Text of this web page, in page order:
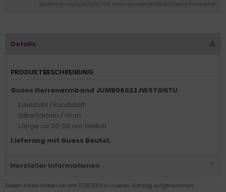
Sie können als Gast (bzw. mit Ihrem derzeitigen Status) keine Preise sehen.
Details
PRODUKTBESCHREIBUNG
Guess Herrenarmband JUMB06022JWSTGNTU
Edelstahl / Kunststoff
Silberfarben / Grün
Länge ca. 20-25 cm, fexibel
Lieferung mit Guess Beutel.
Hersteller Informationen
Diesen Artikel haben wir am 12.05.2026 in unseren Katalog aufgenommen.